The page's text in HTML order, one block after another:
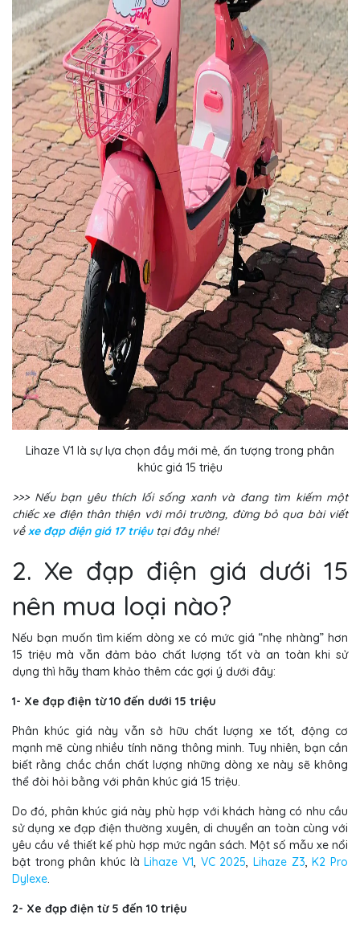
Lihaze V1 là sự lựa chọn đầy mới mẻ, ấn tượng trong phân
khúc giá 15 triệu
>>> Nếu bạn yêu thích lối sống xanh và đang tìm kiếm một
chiếc xe điện thân thiện với môi trường, đừng bỏ qua bài viết
vềxe đạp điện giá 17 triệu tại đây nhé!
2. Xe đạp điện giá dưới 15
nên mua loại nào?
Nếu bạn muốn tìm kiếm dòng xe có mức giá “nhẹ nhàng” hơn
15 triệu mà vẫn đảm bảo chất lượng tốt và an toàn khi sử
dụng thì hãy tham khảo thêm các gợi ý dưới đây:
1- Xe đạp điện từ 10 đến dưới 15 triệu
Phân khúc giá này vẫn sở hữu chất lượng xe tốt, động cơ
mạnh mẽ cùng nhiều tính năng thông minh. Tuy nhiên, bạn cần
biết rằng chắc chắn chất lượng những dòng xe này sẽ không
thể đòi hỏi bằng với phân khúc giá 15 triệu.
Do đó, phân khúc giá này phù hợp với khách hàng có nhu cầu
sử dụng xe đạp điện thường xuyên, di chuyển an toàn cùng với
yêu cầu về thiết kế phù hợp mức ngân sách. Một số mẫu xe nổi
bật trong phân khúc làLihaze V1, VC 2025,Lihaze Z3,K2 Pro
Dylexe.
2- Xe đạp điện từ 5 đến 10 triệu